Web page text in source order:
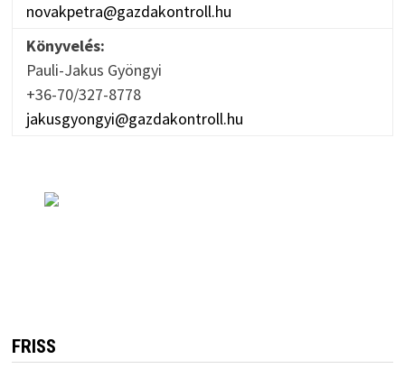
novakpetra@gazdakontroll.hu
Könyvelés:
Pauli-Jakus Gyöngyi
+36-70/327-8778
jakusgyongyi@gazdakontroll.hu
FRISS